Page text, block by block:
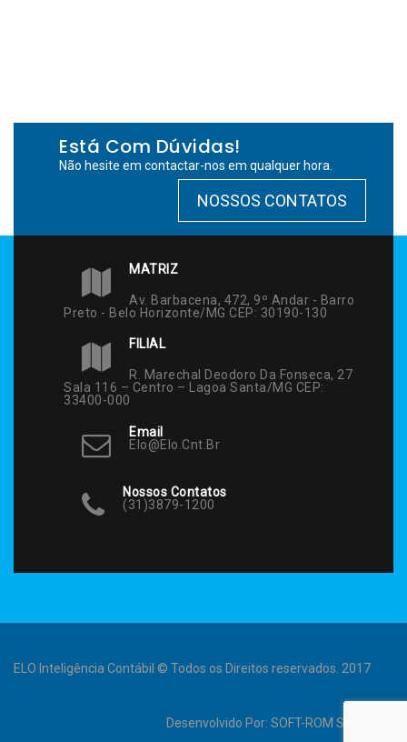
Está Com Dúvidas!
Não hesite em contactar-nos em qualquer hora.
NOSSOS CONTATOS
MATRIZ
Av. Barbacena, 472, 9º Andar - Barro
Preto - Belo Horizonte/MG CEP: 30190-130
FILIAL
R. Marechal Deodoro Da Fonseca, 27
Sala 116 – Centro – Lagoa Santa/MG CEP:
33400-000
Email
Elo@elo.cnt.br
Nossos Contatos
(31)3879-1200
ELO Inteligência Contábil © Todos os Direitos reservados. 2017
Desenvolvido Por: SOFT-ROM Sistemas